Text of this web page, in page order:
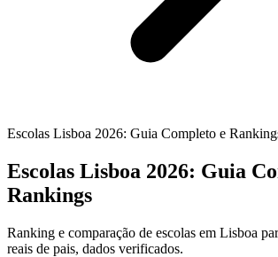
Escolas Lisboa 2026: Guia Completo e
Escolas Lisboa 2026: Guia
Rankings
Ranking e comparação de escolas em Lisboa
reais de pais, dados verificados.